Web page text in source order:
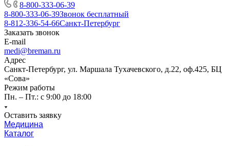
8-800-333-06-39
8-800-333-06-39Звонок бесплатный
8-812-336-54-66Санкт-Петербург
Заказать звонок
E-mail
medi@breman.ru
Адрес
Санкт-Петербург, ул. Маршала Тухачевского, д.22, оф.425, БЦ
«Сова»
Режим работы
Пн. – Пт.: с 9:00 до 18:00
Оставить заявку
Медицина
Каталог